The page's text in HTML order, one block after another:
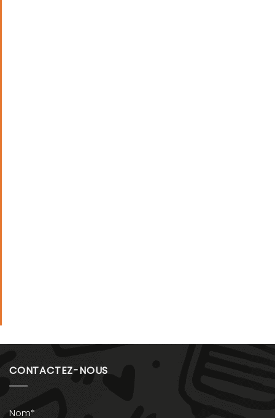
CONTACTEZ-NOUS
Nom*